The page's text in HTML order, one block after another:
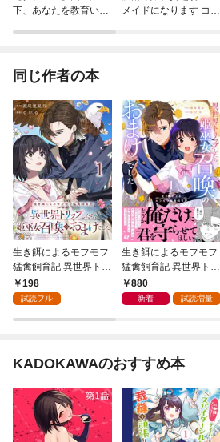
下、あなたを教育いた
メイドになります コミ
同じ作者の本
生き餌によるモフモフ
猛禽飼育記 異世界トリ
ップしたら、姫巫女召
喚のおまけでした 【連
198
試読フル
生き餌によるモフモフ
猛禽飼育記 異世界トリ
ップしたら、姫巫女召
喚のおまけでした (1)
880
新着 試読増量
KADOKAWAのおすすめ本